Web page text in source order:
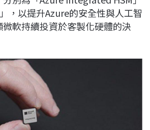
n
n
k
，以提升Azure的安全性與人工智
軟持續投資於客製化硬體的決